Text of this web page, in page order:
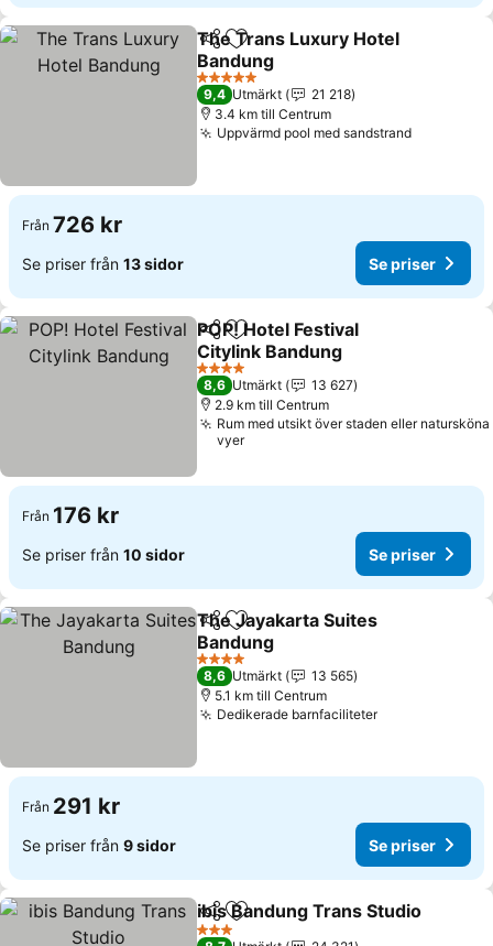
Dela Lägg till i Mina Favoriter
The Trans Luxury Hotel
Bandung
5 Stjärnor
9,4 Utmärkt
21 218
3.4 km till Centrum
Uppvärmd pool med sandstrand
Från 726 kr
Se priser från 13 sidor Se priser
Dela Lägg till i Mina Favoriter
POP! Hotel Festival
Citylink Bandung
4 Stjärnor
8,6 Utmärkt
13 627
2.9 km till Centrum
Rum med utsikt över staden eller natursköna
vyer
Från 176 kr
Se priser från 10 sidor Se priser
Dela Lägg till i Mina Favoriter
The Jayakarta Suites
Bandung
4 Stjärnor
8,6 Utmärkt
13 565
5.1 km till Centrum
Dedikerade barnfaciliteter
Från 291 kr
Se priser från 9 sidor Se priser
Dela Lägg till i Mina Favoriter
ibis Bandung Trans Studio
3 Stjärnor